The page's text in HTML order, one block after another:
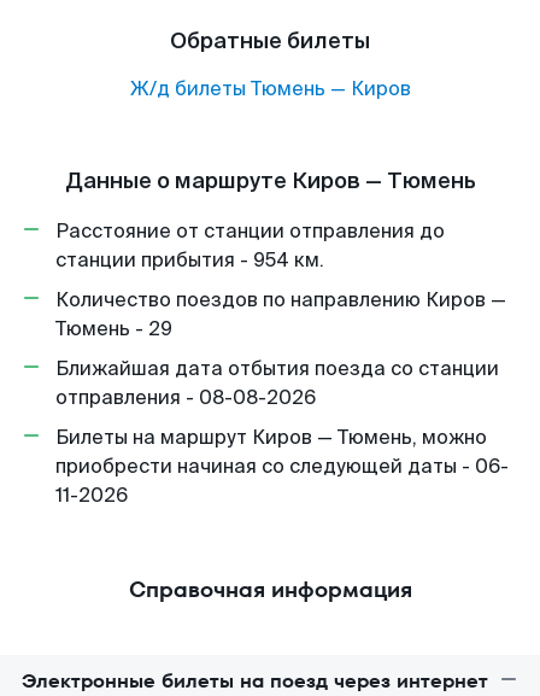
Обратные билеты
Ж/д билеты Тюмень — Киров
Данные о маршруте Киров — Тюмень
Расстояние от станции отправления до
станции прибытия - 954 км.
Количество поездов по направлению Киров —
Тюмень - 29
Ближайшая дата отбытия поезда со станции
отправления - 08-08-2026
Билеты на маршрут Киров — Тюмень, можно
приобрести начиная со следующей даты - 06-
11-2026
Справочная информация
Электронные билеты на поезд через интернет